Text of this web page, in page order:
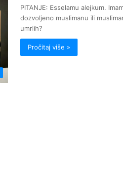
PITANJE: Esselamu alejkum.
dozvoljeno muslimanu ili
umrlih?
Pročitaj više »